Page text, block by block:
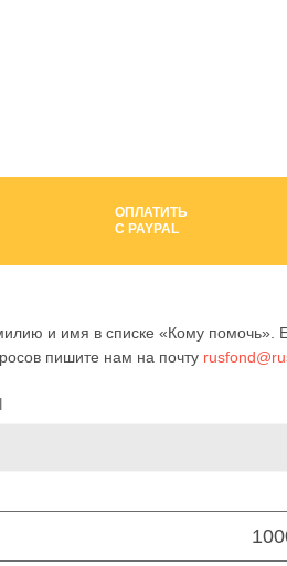
ОПЛАТИТЬ
C PAYPAL
и имя в списке «Кому помочь».
пишите нам на почту